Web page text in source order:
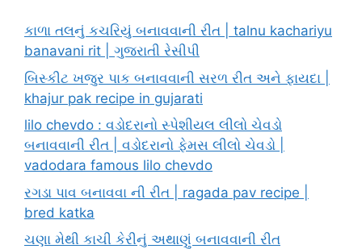
કાળા તલનું કચરિયું બનાવવાની રીત | talnu kachariyu
banavani rit | ગુજરાતી રેસીપી
બિસ્કીટ ખજુર પાક બનાવવાની સરળ રીત અને ફાયદા |
khajur pak recipe in gujarati
lilo chevdo : વડોદરાનો સ્પેશીયલ લીલો ચેવડો
બનાવવાની રીત | વડોદરાનો ફેમસ લીલો ચેવડો |
vadodara famous lilo chevdo
રગડા પાવ બનાવવા ની રીત | ragada pav recipe |
bred katka
ચણા મેથી કાચી કેરીનું અથાણું બનાવવાની રીત